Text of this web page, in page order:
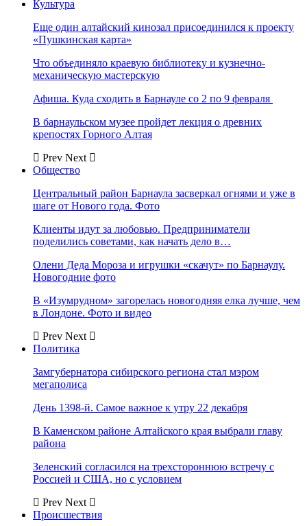
Культура
Еще один алтайский кинозал присоединился к проекту
«Пушкинская карта»
Что объединяло краевую библиотеку и кузнечно-
механическую мастерскую
Афиша. Куда сходить в Барнауле со 2 по 9 февраля
В барнаульском музее пройдет лекция о древних
крепостях Горного Алтая
Prev Next
Общество
Центральный район Барнаула засверкал огнями и уже в
шаге от Нового года. Фото
Клиенты идут за любовью. Предприниматели
поделились советами, как начать дело в…
Олени Деда Мороза и игрушки «скачут» по Барнаулу.
Новогодние фото
В «Изумрудном» загорелась новогодняя елка лучше, чем
в Лондоне. Фото и видео
Prev Next
Политика
Замгубернатора сибирского региона стал мэром
мегаполиса
День 1398-й. Самое важное к утру 22 декабря
В Каменском районе Алтайского края выбрали главу
района
Зеленский согласился на трехстороннюю встречу с
Россией и США, но с условием
Prev Next
Происшествия